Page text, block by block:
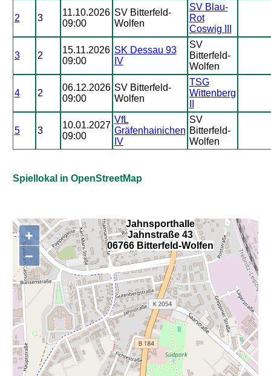
2 3
11.10.2026
09:00
SV Bitterfeld-
Wolfen
SV Blau-
Rot
Coswig III
3 2
15.11.2026
09:00
SK Dessau 93
IV
SV
Bitterfeld-
Wolfen
4 2
06.12.2026
09:00
SV Bitterfeld-
Wolfen
TSG
Wittenberg
5 3
10.01.2027
09:00
VfL
Gräfenhainichen
IV
SV
Bitterfeld-
Wolfen
Spiellokal in OpenStreetMap
+
−
Jahnsporthalle
Jahnstraße 43
06766 Bitterfeld-Wolfen